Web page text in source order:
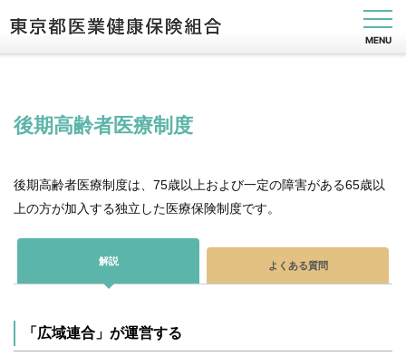
MENU
の
く
後期高齢者医療制度
後期高齢者医療制度は、75歳以上および一定の障害がある65歳以
上の方が加入する独立した医療保険制度です。
解説 よくある質問
「広域連合」が運営する